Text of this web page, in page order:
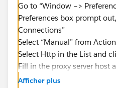
Go to “Window –>
Preferences box prompt
Connections”
Select “Manual” from
Select Http in the List and
Fill in the proxy server host
username and password if
Afficher plus